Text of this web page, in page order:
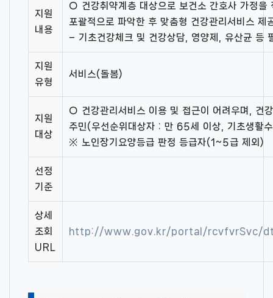
지원
내용
○ 건강취약계층 대상으로 보건소 간호사 가정을
포괄적으로 파악한 후 맞춤형 건강관리서비스 제
– 기초건강체크 및 건강상담, 영양제, 유산균 등
지원
유형
서비스(돌봄)
지원
대상
○ 건강관리서비스 이용 및 접근이 어려우며, 건
주민(우선순위대상자 : 만 65세 이상, 기초생활
※ 노인장기요양등급 판정 등급자(1~5급 제외)
선정
기준
상세
조회
URL
http://www.gov.kr/portal/rcvfvrSvc/